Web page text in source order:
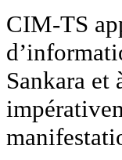
CIM-TS
Sankara et